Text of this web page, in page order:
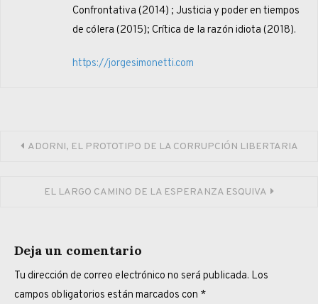
Confrontativa (2014) ; Justicia y poder en tiempos
de cólera (2015); Crítica de la razón idiota (2018).
https://jorgesimonetti.com
Navegación
ADORNI, EL PROTOTIPO DE LA CORRUPCIÓN LIBERTARIA
EL LARGO CAMINO DE LA ESPERANZA ESQUIVA
Deja un comentario
Tu dirección de correo electrónico no será publicada. Los
campos obligatorios están marcados con *